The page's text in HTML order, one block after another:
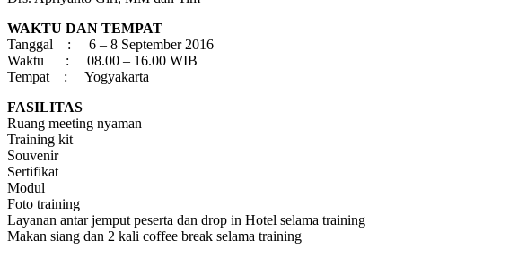
WAKTU DAN TEMPAT
Tanggal : 6 – 8 September 2016
Waktu : 08.00 – 16.00 WIB
Tempat : Yogyakarta
FASILITAS
Ruang meeting nyaman
Training kit
Souvenir
Sertifikat
Modul
Foto training
Layanan antar jemput peserta dan drop in Hotel selama training
Makan siang dan 2 kali coffee break selama training